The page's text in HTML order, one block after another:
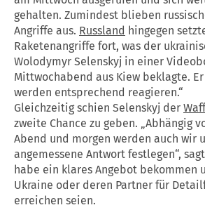
gehalten. Zumindest blieben
Angriffe aus. Russland hingegen
Raketenangriffe fort, was der
Wolodymyr Selenskyj in einer
Mittwochabend aus Kiew beklagte.
werden entsprechend reagieren.“
Gleichzeitig schien Selenskyj der
zweite Chance zu geben. „Abhängig
Abend und morgen werden auch wir
angemessene Antwort festlegen“,
habe ein klares Angebot bekommen
Ukraine oder deren Partner für
erreichen seien.